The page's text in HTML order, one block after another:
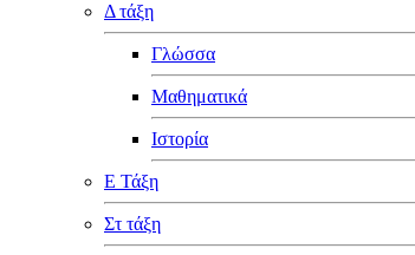
Δ τάξη
Γλώσσα
Μαθηματικά
Ιστορία
Ε Τάξη
Στ τάξη